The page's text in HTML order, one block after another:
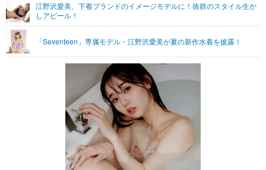
グラビア
ショッピング その他
その他
江野沢愛美、下着ブランドのイメージモデルに！抜群のスタイル生か
しアピール！
「Seventeen」専属モデル・江野沢愛美が夏の新作水着を披露！